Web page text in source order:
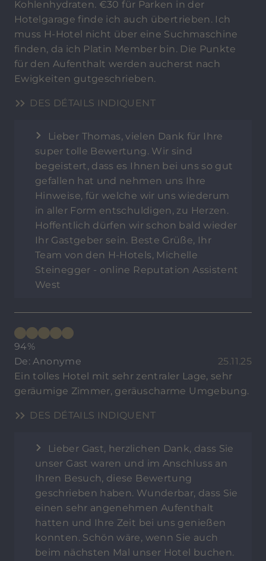
Kohlenhydraten. €30 für Parken in der
Hotelgarage finde ich auch übertrieben. Ich
muss H-Hotel nicht über eine Suchmaschine
finden, da ich Platin Member bin. Die Punkte
für den Aufenthalt werden aucherst nach
Ewigkeiten gutgeschrieben.
DES DÉTAILS INDIQUENT
Lieber Thomas, vielen Dank für Ihre
super tolle Bewertung. Wir sind
begeistert, dass es Ihnen bei uns so gut
gefallen hat und nehmen uns Ihre
Hinweise, für welche wir uns wiederum
in aller Form entschuldigen, zu Herzen.
Hoffentlich dürfen wir schon bald wieder
Ihr Gastgeber sein. Beste Grüße, Ihr
Team von den H-Hotels, Michelle
Steinegger - online Reputation Assistent
West
94%
De: Anonyme
25.11.25
Ein tolles Hotel mit sehr zentraler Lage, sehr
geräumige Zimmer, geräuscharme Umgebung.
DES DÉTAILS INDIQUENT
Lieber Gast, herzlichen Dank, dass Sie
unser Gast waren und im Anschluss an
Ihren Besuch, diese Bewertung
geschrieben haben. Wunderbar, dass Sie
einen sehr angenehmen Aufenthalt
hatten und Ihre Zeit bei uns genießen
konnten. Schön wäre, wenn Sie auch
beim nächsten Mal unser Hotel buchen.